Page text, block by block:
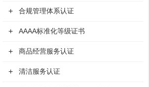
+ 合规管理体系认证
+ AAAA标准化等级证书
+ 商品经营服务认证
+ 清洁服务认证